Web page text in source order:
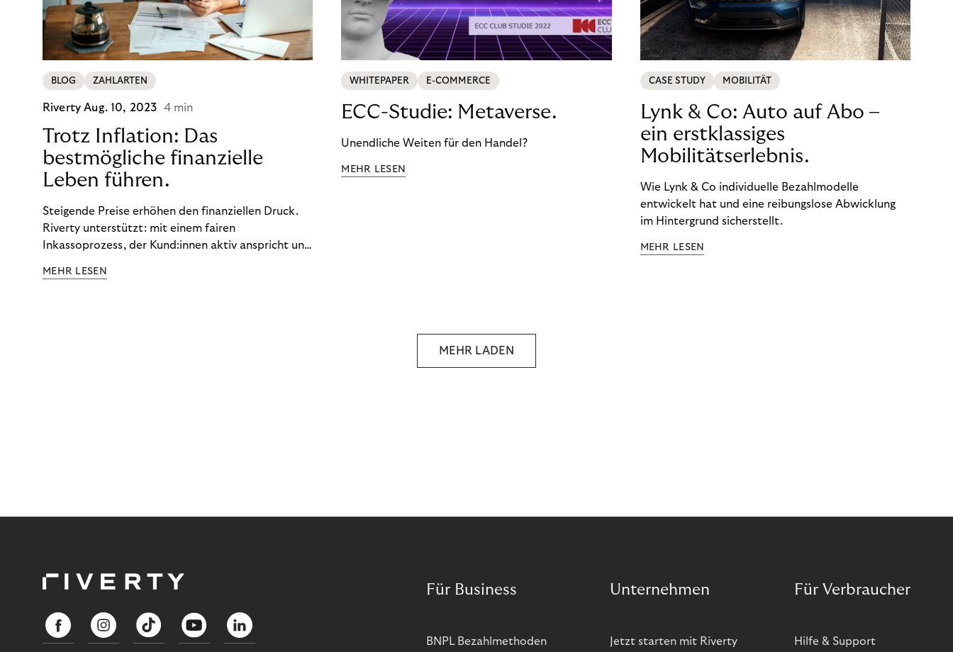
BLOG ZAHLARTEN
RivertyAug. 10, 2023 4 min
Trotz Inflation: Das
bestmögliche finanzielle
Leben führen.
Steigende Preise erhöhen den finanziellen Druck.
Riverty unterstützt: mit einem fairen
Inkassoprozess, der Kund:innen aktiv anspricht und
Finanzbildung ermöglicht. So bleiben Menschen
MEHR LESEN
WHITEPAPER E-COMMERCE
ECC-Studie: Metaverse.
Unendliche Weiten für den Handel?
MEHR LESEN
CASE STUDY MOBILITÄT
Lynk & Co: Auto auf Abo –
ein erstklassiges
Mobilitätserlebnis.
Wie Lynk & Co individuelle Bezahlmodelle
entwickelt hat und eine reibungslose Abwicklung
im Hintergrund sicherstellt.
MEHR LESEN
MEHR LADEN
Für Business
BNPL Bezahlmethoden
Unternehmen
Jetzt starten mit Riverty
Für Verbraucher
Hilfe & Support